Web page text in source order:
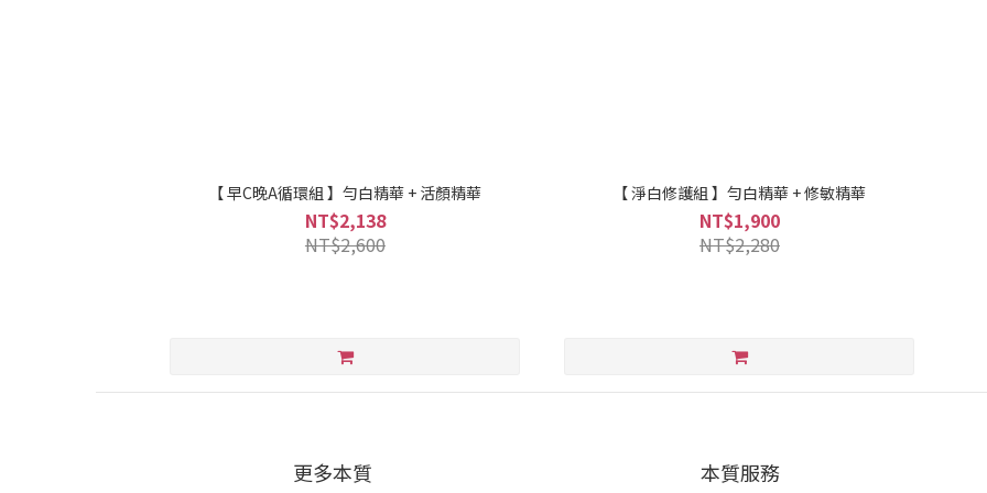
【 早C晚A循環組 】勻白精華 + 活顏精華
NT$2,138
NT$2,600
【 淨白修護組 】勻白精華 + 修敏精華
NT$1,900
NT$2,280
更多本質 本質服務